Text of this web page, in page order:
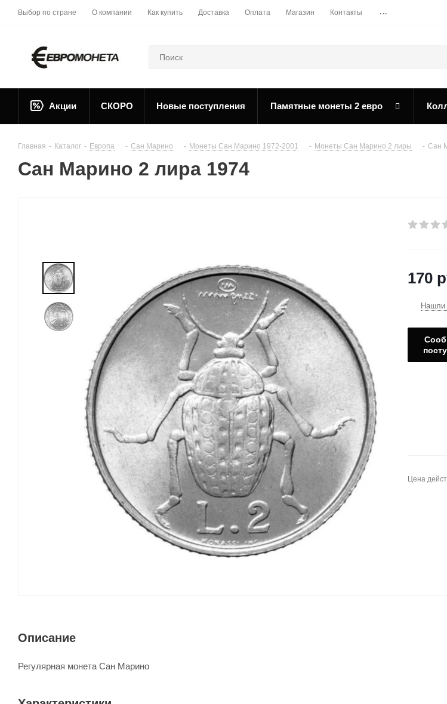
Выбор по стране О компании Как купить Доставка Оплата Магазин Контакты ...
Акции СКОРО Новые поступления Памятные монеты 2 евро
Главная - Каталог - Европа - Сан Марино - Монеты Сан Марино 1972-2001 - Монеты Сан Марино 2 лиры - Сан
Сан Марино 2 лира 1974
170
Нашли
Цена
Описание
Регулярная монета Сан Марино